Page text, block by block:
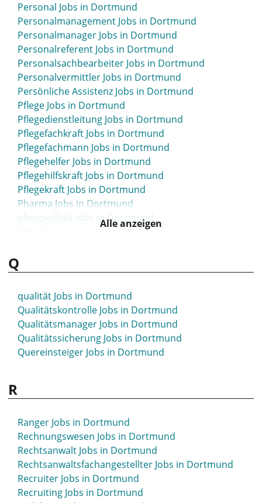
Personal Jobs in Dortmund
Personalmanagement Jobs in Dortmund
Personalmanager Jobs in Dortmund
Personalreferent Jobs in Dortmund
Personalsachbearbeiter Jobs in Dortmund
Personalvermittler Jobs in Dortmund
Persönliche Assistenz Jobs in Dortmund
Pflege Jobs in Dortmund
Pflegedienstleitung Jobs in Dortmund
Pflegefachkraft Jobs in Dortmund
Pflegefachmann Jobs in Dortmund
Pflegehelfer Jobs in Dortmund
Pflegehilfskraft Jobs in Dortmund
Pflegekraft Jobs in Dortmund
Pharma Jobs in Dortmund
photovoltaik Jobs in Dortmund
PHP-Entwickler Jobs in Dortmund
Polier Jobs in Dortmund
Portfolio Manager Jobs in Dortmund
PR Jobs in Dortmund
Praxisanleiter Jobs in Dortmund
Pressereferent Jobs in Dortmund
Pressesprecher Jobs in Dortmund
Product Designer Jobs in Dortmund
Produktion Jobs in Dortmund
Produktionshelfer Jobs in Dortmund
Produktionsleiter Jobs in Dortmund
Produktionsmitarbeiter Jobs in Dortmund
Produktionsplanung Jobs in Dortmund
Produktmanager Jobs in Dortmund
Professor Jobs in Dortmund
Alle anzeigen
Q
qualität Jobs in Dortmund
Qualitätskontrolle Jobs in Dortmund
Qualitätsmanager Jobs in Dortmund
Qualitätssicherung Jobs in Dortmund
Quereinsteiger Jobs in Dortmund
R
Ranger Jobs in Dortmund
Rechnungswesen Jobs in Dortmund
Rechtsanwalt Jobs in Dortmund
Rechtsanwaltsfachangestellter Jobs in Dortmund
Recruiter Jobs in Dortmund
Recruiting Jobs in Dortmund